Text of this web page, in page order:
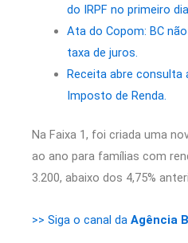
do IRPF no primeiro
Ata do Copom: BC
taxa de juros.
Receita abre consulta
Imposto de Renda.
Na Faixa 1, foi criada uma
ao ano para famílias com
3.200, abaixo dos 4,75%
>> Siga o canal da Agência